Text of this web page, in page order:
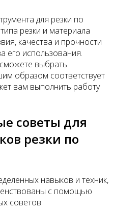
для резки по
резки и материала
качества и прочности
его использования.
выбрать
образом соответствует
вам выполнить работу
советы для
резки по
навыков и техник,
с помощью
советов: